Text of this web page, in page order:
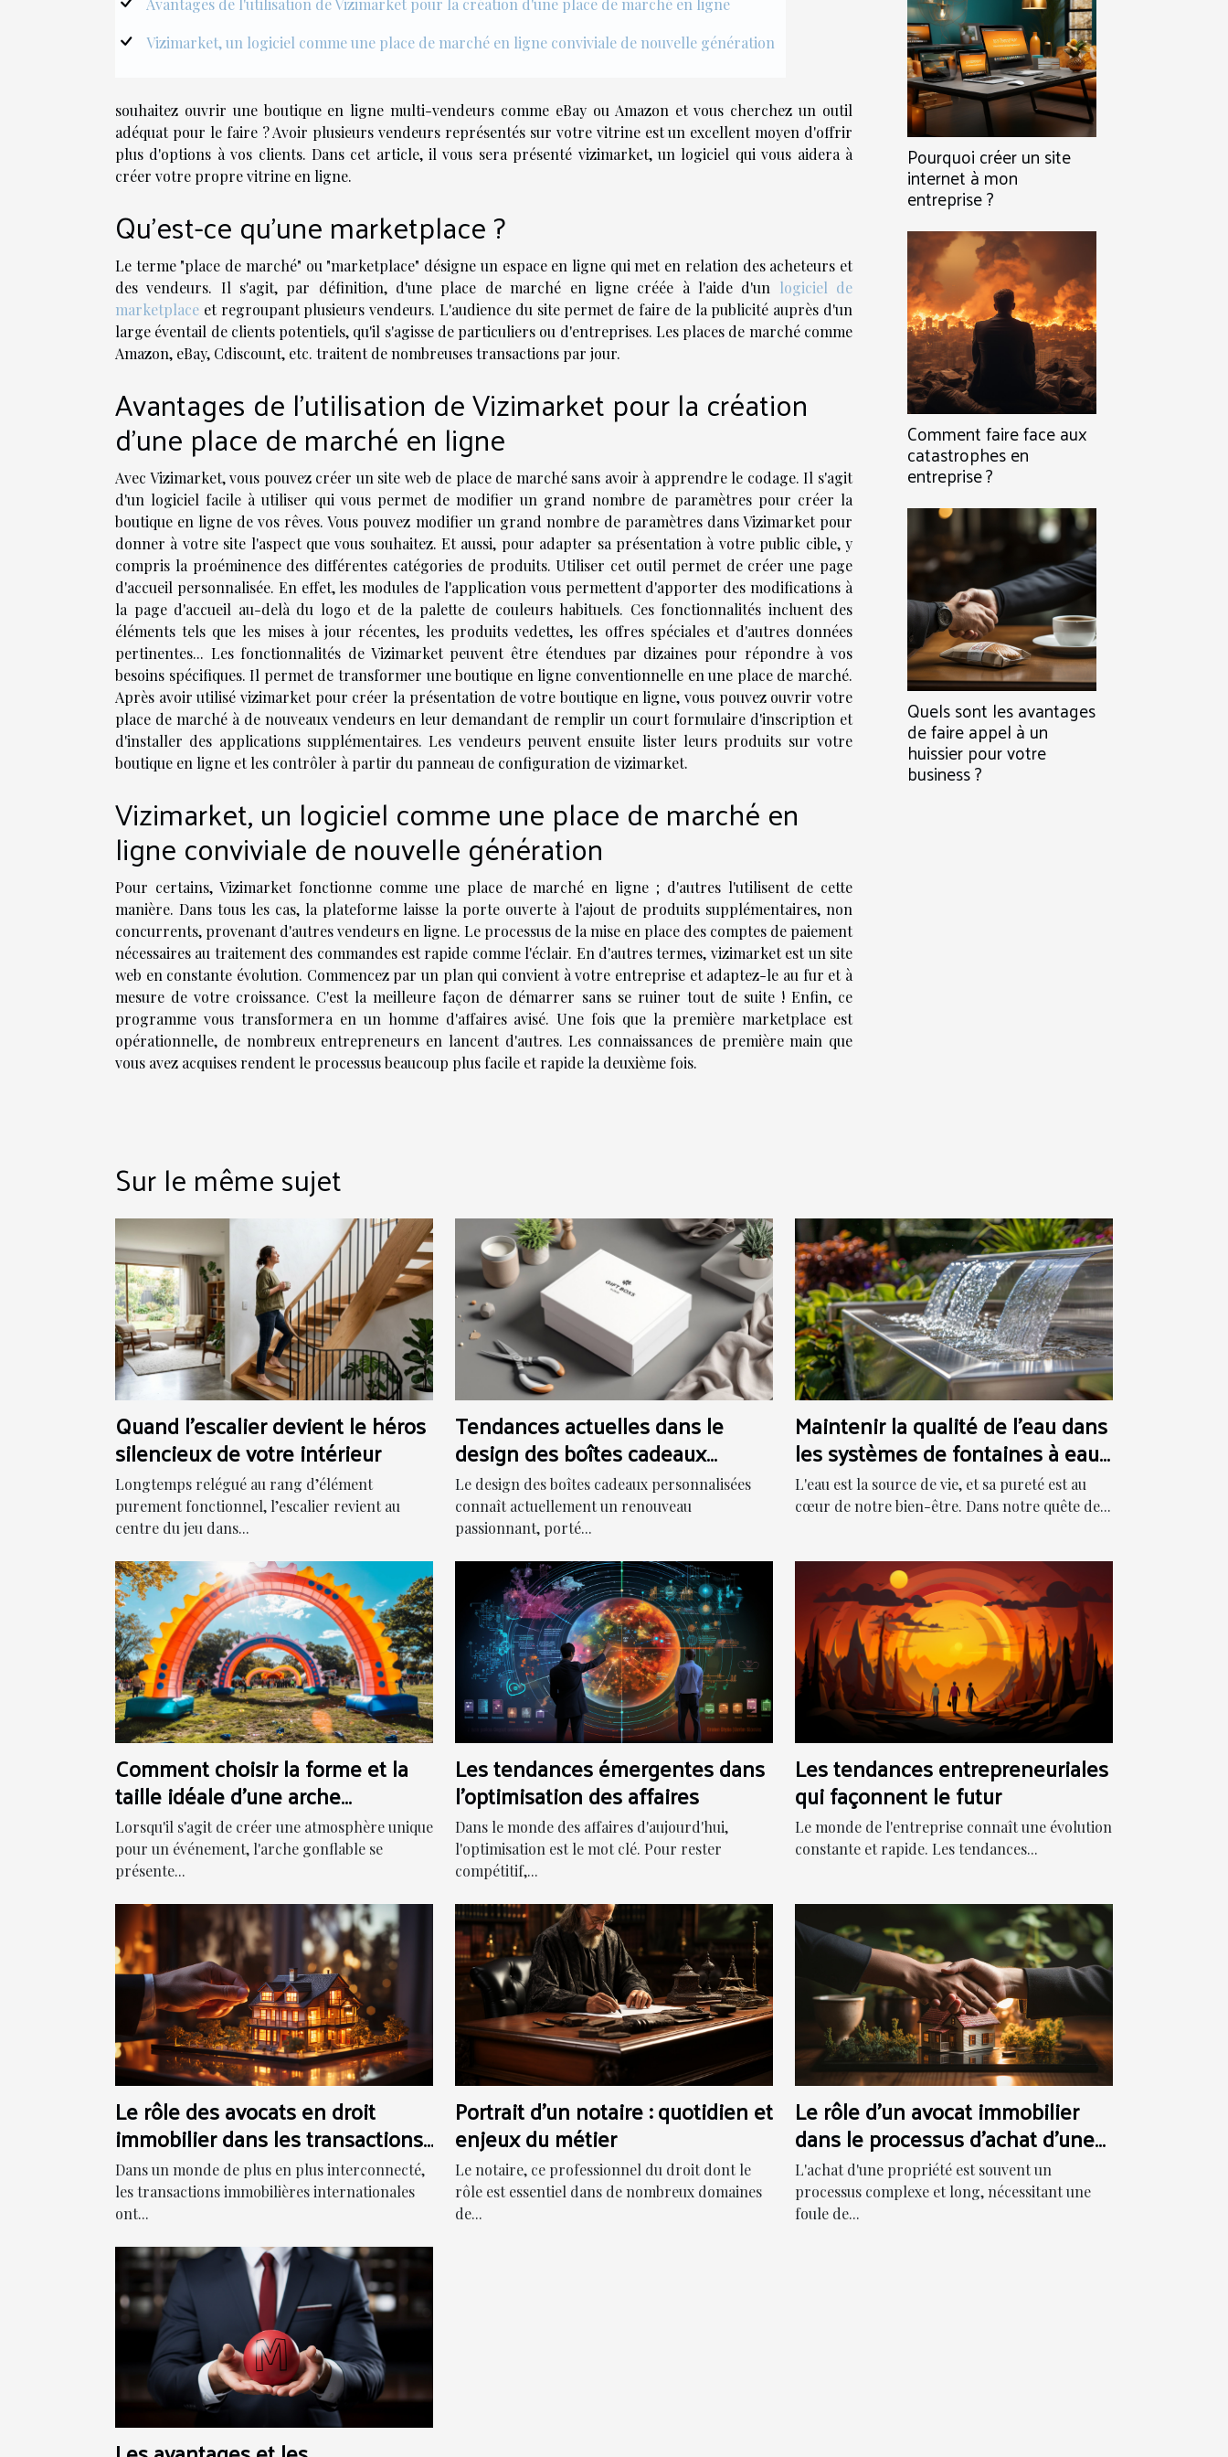
Avantages de l'utilisation de Vizimarket pour la création d'une place de marché en ligne
Vizimarket, un logiciel comme une place de marché en ligne conviviale de nouvelle génération
souhaitez ouvrir une boutique en ligne multi-vendeurs comme eBay ou Amazon et vous cherchez un outil
adéquat pour le faire ? Avoir plusieurs vendeurs représentés sur votre vitrine est un excellent moyen d'offrir
plus d'options à vos clients. Dans cet article, il vous sera présenté vizimarket, un logiciel qui vous aidera à
créer votre propre vitrine en ligne.
Qu'est-ce qu'une marketplace ?
Le terme "place de marché" ou "marketplace" désigne un espace en ligne qui met en relation des acheteurs et
des vendeurs. Il s'agit, par définition, d'une place de marché en ligne créée à l'aide d'un logiciel de
marketplace et regroupant plusieurs vendeurs. L'audience du site permet de faire de la publicité auprès d'un
large éventail de clients potentiels, qu'il s'agisse de particuliers ou d'entreprises. Les places de marché comme
Amazon, eBay, Cdiscount, etc. traitent de nombreuses transactions par jour.
Avantages de l'utilisation de Vizimarket pour la création
d'une place de marché en ligne
Avec Vizimarket, vous pouvez créer un site web de place de marché sans avoir à apprendre le codage. Il s'agit
d'un logiciel facile à utiliser qui vous permet de modifier un grand nombre de paramètres pour créer la
boutique en ligne de vos rêves. Vous pouvez modifier un grand nombre de paramètres dans Vizimarket pour
donner à votre site l'aspect que vous souhaitez. Et aussi, pour adapter sa présentation à votre public cible, y
compris la proéminence des différentes catégories de produits. Utiliser cet outil permet de créer une page
d'accueil personnalisée. En effet, les modules de l'application vous permettent d'apporter des modifications à
la page d'accueil au-delà du logo et de la palette de couleurs habituels. Ces fonctionnalités incluent des
éléments tels que les mises à jour récentes, les produits vedettes, les offres spéciales et d'autres données
pertinentes... Les fonctionnalités de Vizimarket peuvent être étendues par dizaines pour répondre à vos
besoins spécifiques. Il permet de transformer une boutique en ligne conventionnelle en une place de marché.
Après avoir utilisé vizimarket pour créer la présentation de votre boutique en ligne, vous pouvez ouvrir votre
place de marché à de nouveaux vendeurs en leur demandant de remplir un court formulaire d'inscription et
d'installer des applications supplémentaires. Les vendeurs peuvent ensuite lister leurs produits sur votre
boutique en ligne et les contrôler à partir du panneau de configuration de vizimarket.
Vizimarket, un logiciel comme une place de marché en
ligne conviviale de nouvelle génération
Pour certains, Vizimarket fonctionne comme une place de marché en ligne ; d'autres l'utilisent de cette
manière. Dans tous les cas, la plateforme laisse la porte ouverte à l'ajout de produits supplémentaires, non
concurrents, provenant d'autres vendeurs en ligne. Le processus de la mise en place des comptes de paiement
nécessaires au traitement des commandes est rapide comme l'éclair. En d'autres termes, vizimarket est un site
web en constante évolution. Commencez par un plan qui convient à votre entreprise et adaptez-le au fur et à
mesure de votre croissance. C'est la meilleure façon de démarrer sans se ruiner tout de suite ! Enfin, ce
programme vous transformera en un homme d'affaires avisé. Une fois que la première marketplace est
opérationnelle, de nombreux entrepreneurs en lancent d'autres. Les connaissances de première main que
vous avez acquises rendent le processus beaucoup plus facile et rapide la deuxième fois.
Pourquoi créer un site
internet à mon
entreprise ?
Comment faire face aux
catastrophes en
entreprise ?
Quels sont les avantages
de faire appel à un
huissier pour votre
business ?
Sur le même sujet
Quand l'escalier devient le héros
silencieux de votre intérieur
Longtemps relégué au rang d’élément
purement fonctionnel, l’escalier revient au
centre du jeu dans...
Tendances actuelles dans le
design des boîtes cadeaux
personnalisées
Le design des boîtes cadeaux personnalisées
connaît actuellement un renouveau
passionnant, porté...
Maintenir la qualité de l'eau dans
les systèmes de fontaines à eau
modernes
L'eau est la source de vie, et sa pureté est au
cœur de notre bien-être. Dans notre quête de...
Comment choisir la forme et la
taille idéale d'une arche
gonflable pour votre événement
Lorsqu'il s'agit de créer une atmosphère unique
pour un événement, l'arche gonflable se
présente...
Les tendances émergentes dans
l'optimisation des affaires
Dans le monde des affaires d'aujourd'hui,
l'optimisation est le mot clé. Pour rester
compétitif,...
Les tendances entrepreneuriales
qui façonnent le futur
Le monde de l'entreprise connaît une évolution
constante et rapide. Les tendances...
Le rôle des avocats en droit
immobilier dans les transactions
internationales
Dans un monde de plus en plus interconnecté,
les transactions immobilières internationales
ont...
Portrait d'un notaire : quotidien et
enjeux du métier
Le notaire, ce professionnel du droit dont le
rôle est essentiel dans de nombreux domaines
de...
Le rôle d'un avocat immobilier
dans le processus d'achat d'une
propriété
L'achat d'une propriété est souvent un
processus complexe et long, nécessitant une
foule de...